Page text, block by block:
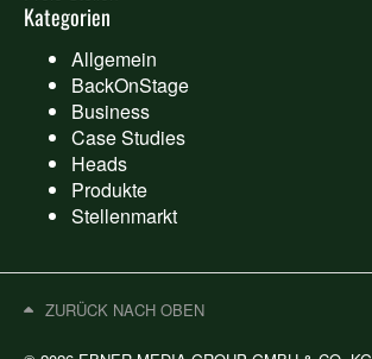
Kategorien
Allgemein
BackOnStage
Business
Case Studies
Heads
Produkte
Stellenmarkt
ZURÜCK NACH OBEN